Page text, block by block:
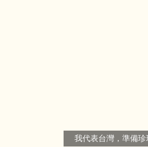
我代表台灣，準備